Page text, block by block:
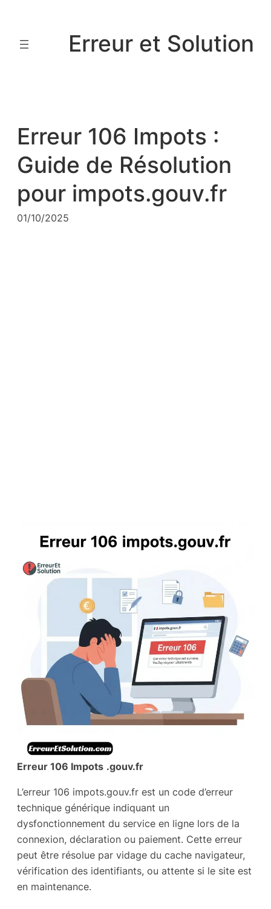
contenu
Erreur et Solution
Erreur 106 Impots :
Guide de Résolution
pour impots.gouv.fr
01/10/2025
Erreur 106 Impots .gouv.fr
L’erreur 106 impots.gouv.fr est un code d’erreur
technique générique indiquant un
dysfonctionnement du service en ligne lors de la
connexion, déclaration ou paiement. Cette erreur
peut être résolue par vidage du cache navigateur,
vérification des identifiants, ou attente si le site est
en maintenance.